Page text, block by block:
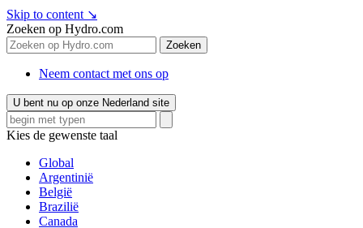
Skip to content ↘
Zoeken op Hydro.com
Zoeken
Neem contact met ons op
U bent nu op onze Nederland site
Kies de gewenste taal
Global
Argentinië
België
Brazilië
Canada